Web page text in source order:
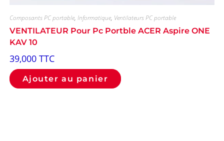
Composants PC portable, Informatique, Ventilateurs PC portable
VENTILATEUR Pour Pc Portble ACER Aspire ONE
KAV 10
39,000 TTC
Ajouter au panier